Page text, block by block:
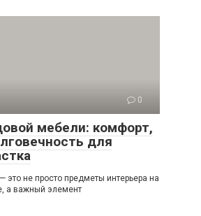
0
мебели: комфорт,
для
это не просто предметы интерьера на
а важный элемент